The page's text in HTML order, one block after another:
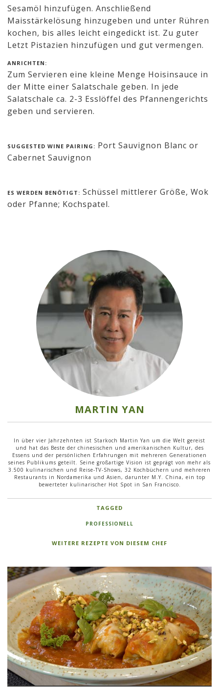
Sesamöl hinzufügen. Anschließend
Maisstärkelösung hinzugeben und unter Rühren
kochen, bis alles leicht eingedickt ist. Zu guter
Letzt Pistazien hinzufügen und gut vermengen.
ANRICHTEN:
Zum Servieren eine kleine Menge Hoisinsauce in
der Mitte einer Salatschale geben. In jede
Salatschale ca. 2-3 Esslöffel des Pfannengerichts
geben und servieren.
SUGGESTED WINE PAIRING: Port Sauvignon Blanc or
Cabernet Sauvignon
ES WERDEN BENÖTIGT: Schüssel mittlerer Größe, Wok
oder Pfanne; Kochspatel.
MARTIN YAN
In über vier Jahrzehnten ist Starkoch Martin Yan um die Welt gereist
und hat das Beste der chinesischen und amerikanischen Kultur, des
Essens und der persönlichen Erfahrungen mit mehreren Generationen
seines Publikums geteilt. Seine großartige Vision ist geprägt von mehr als
3.500 kulinarischen und Reise-TV-Shows, 32 Kochbüchern und mehreren
Restaurants in Nordamerika und Asien, darunter M.Y. China, ein top
bewerteter kulinarischer Hot Spot in San Francisco.
TAGGED
PROFESSIONELL
WEITERE REZEPTE VON DIESEM CHEF